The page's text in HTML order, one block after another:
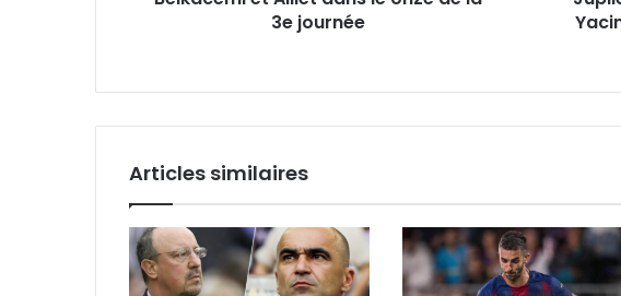
3e journée
l'équipe
Articles similaires